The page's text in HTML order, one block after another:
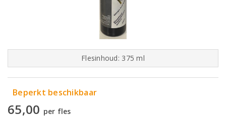
Flesinhoud: 375 ml
Beperkt beschikbaar
65,00 per fles